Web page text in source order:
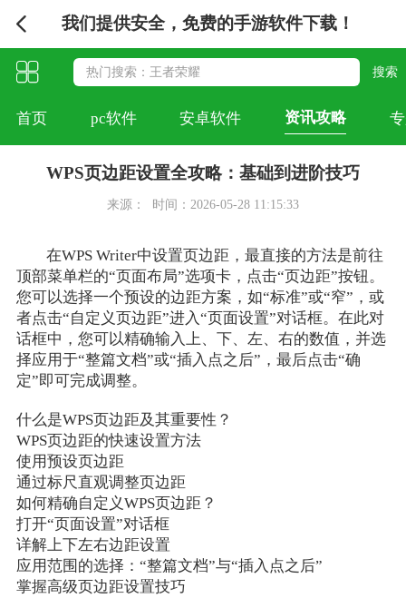
我们提供安全，免费的手游软件下载！
首页 pc软件 安卓软件 资讯攻略
WPS页边距设置全攻略：基础到进阶技巧
来源： 时间：2026-05-28 11:15:33
在WPS Writer中设置页边距，最直接的方法是前往
顶部菜单栏的“页面布局”选项卡，点击“页边距”按钮。
您可以选择一个预设的边距方案，如“标准”或“窄”，或
者点击“自定义页边距”进入“页面设置”对话框。在此对
话框中，您可以精确输入上、下、左、右的数值，并选
择应用于“整篇文档”或“插入点之后”，最后点击“确
定”即可完成调整。
什么是WPS页边距及其重要性？
WPS页边距的快速设置方法
使用预设页边距
通过标尺直观调整页边距
如何精确自定义WPS页边距？
打开“页面设置”对话框
详解上下左右边距设置
应用范围的选择：“整篇文档”与“插入点之后”
掌握高级页边距设置技巧